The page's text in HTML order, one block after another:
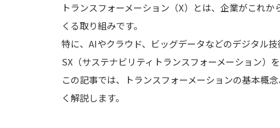
トランスフォーメーション（X）とは、企業がこれ
くる取り組みです。
特に、AIやクラウド、ビッグデータなどのデジタル
SX（サステナビリティトランスフォーメーション）
この記事では、トランスフォーメーションの基本概
く解説します。